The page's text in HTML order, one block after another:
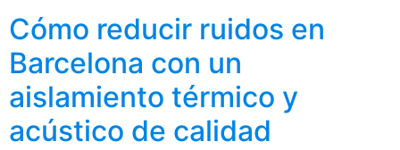
Cómo reducir ruidos en
Barcelona con un
aislamiento térmico y
acústico de calidad